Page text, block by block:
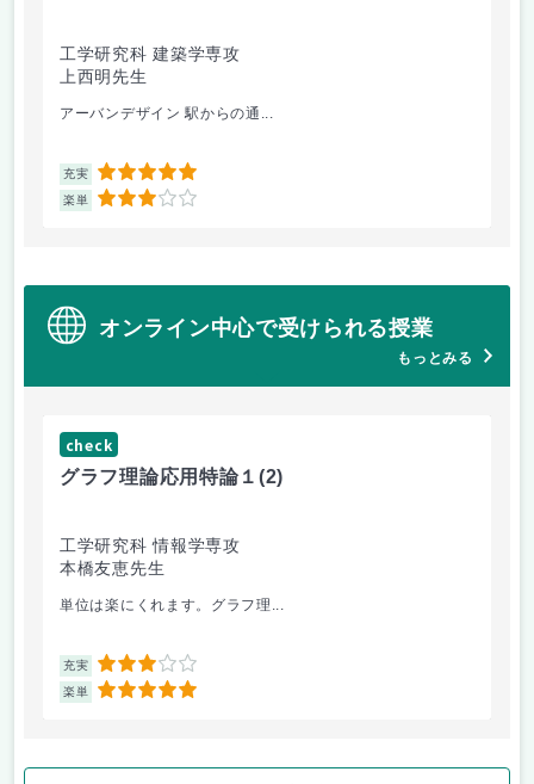
工学研究科 建築学専攻
上西明先生
アーバンデザイン 駅からの通...
充実 5
楽単 3
オンライン中心で受けられる授業
もっとみる
check
グラフ理論応用特論１ (2)
工学研究科 情報学専攻
本橋友恵先生
単位は楽にくれます。グラフ理...
充実 3
楽単 5